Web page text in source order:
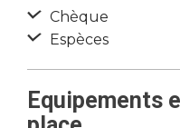
Chèque
Espèces
Equipements